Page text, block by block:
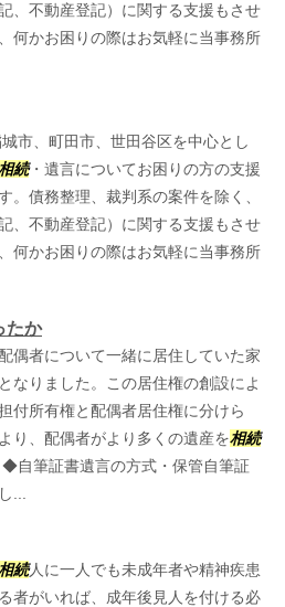
、不動産登記）に関する支援もさせ
何かお困りの際はお気軽に当事務所
市、町田市、世田谷区を中心とし
続・遺言についてお困りの方の支援
。債務整理、裁判系の案件を除く、
、不動産登記）に関する支援もさせ
何かお困りの際はお気軽に当事務所
たか
偶者について一緒に居住していた家
なりました。この居住権の創設によ
付所有権と配偶者居住権に分けら
り、配偶者がより多くの遺産を相続
自筆証書遺言の方式・保管自筆証
...
続人に一人でも未成年者や精神疾患
者がいれば、成年後見人を付ける必